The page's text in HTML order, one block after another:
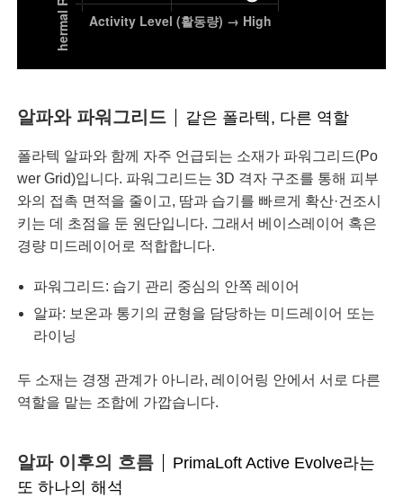
알파와 파워그리드 같은 폴라텍, 다른 역할
폴라텍 알파와 함께 자주 언급되는 소재가 파워그리드(Po
wer Grid)입니다. 파워그리드는 3D 격자 구조를 통해 피부
와의 접촉 면적을 줄이고, 땀과 습기를 빠르게 확산·건조시
키는 데 초점을 둔 원단입니다. 그래서 베이스레이어 혹은
경량 미드레이어로 적합합니다.
파워그리드: 습기 관리 중심의 안쪽 레이어
알파: 보온과 통기의 균형을 담당하는 미드레이어 또는
라이닝
두 소재는 경쟁 관계가 아니라, 레이어링 안에서 서로 다른
역할을 맡는 조합에 가깝습니다.
알파 이후의 흐름
PrimaLoft Active Evolve라는
또 하나의 해석